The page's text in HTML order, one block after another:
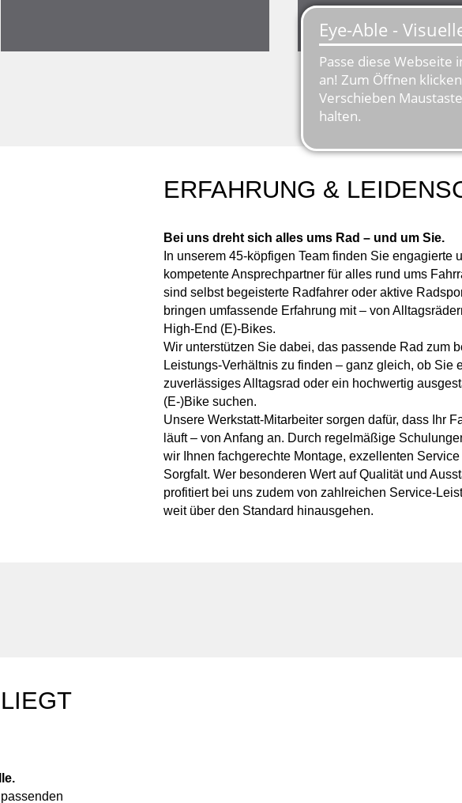
ERFAHRUNG &
Bei uns dreht sich alles ums Rad – und um Sie.
In unserem 45-köpfigen Team finden Sie engagierte
kompetente Ansprechpartner für alles rund ums
sind selbst begeisterte Radfahrer oder aktive
bringen umfassende Erfahrung mit – von
High-End (E)-Bikes.
Wir unterstützen Sie dabei, das passende Rad zum
Leistungs-Verhältnis zu finden – ganz gleich, ob Sie
zuverlässiges Alltagsrad oder ein hochwertig
(E-)Bike suchen.
Unsere Werkstatt-Mitarbeiter sorgen dafür, dass Ihr
läuft – von Anfang an. Durch regelmäßige
wir Ihnen fachgerechte Montage, exzellenten
Sorgfalt. Wer besonderen Wert auf Qualität und
profitiert bei uns zudem von zahlreichen Service-
weit über den Standard hinausgehen.